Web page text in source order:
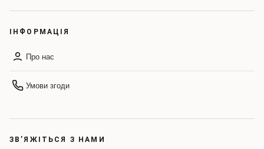
ІНФОРМАЦІЯ
Про нас
Умови згоди
ЗВ’ЯЖІТЬСЯ З НАМИ